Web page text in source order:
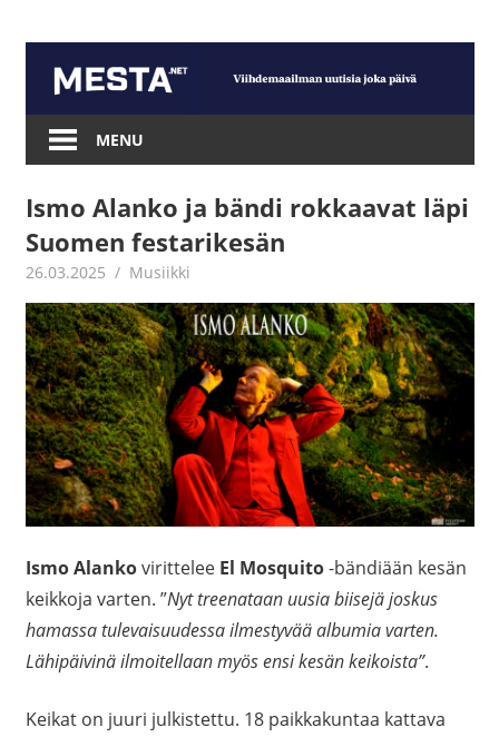
content
Mesta.net
MENU
Ismo Alanko ja bändi rokkaavat läpi
Suomen festarikesän
26.03.2025 Juha Kaunisto
Musiikki
Ismo Alankovirittelee El Mosquito-bändiään kesän
keikkoja varten. ”Nyt treenataan uusia biisejä joskus
hamassa tulevaisuudessa ilmestyvää albumia varten.
Lähipäivinä ilmoitellaan myös ensi kesän keikoista”.
Keikat on juuri julkistettu. 18 paikkakuntaa kattava